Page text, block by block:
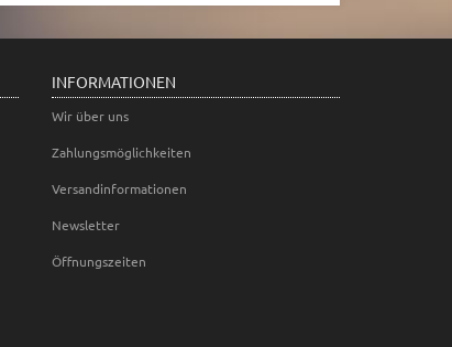
INFORMATIONEN
Wir über uns
Zahlungsmöglichkeiten
Versandinformationen
Newsletter
Öffnungszeiten